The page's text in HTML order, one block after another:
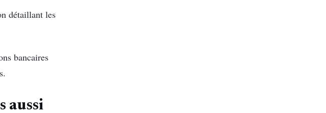
détaillant les
bancaires
aussi